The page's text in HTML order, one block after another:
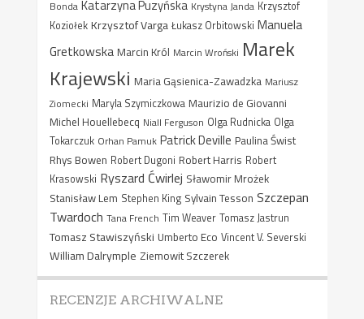
Bonda Katarzyna Puzyńska Krystyna Janda Krzysztof
Koziołek Krzysztof Varga Łukasz Orbitowski Manuela
Gretkowska Marcin Król Marcin Wroński Marek
Krajewski Maria Gąsienica-Zawadzka Mariusz
Ziomecki Maryla Szymiczkowa Maurizio de Giovanni
Michel Houellebecq Niall Ferguson Olga Rudnicka Olga
Tokarczuk Orhan Pamuk Patrick Deville Paulina Świst
Rhys Bowen Robert Dugoni Robert Harris Robert
Krasowski Ryszard Ćwirlej Sławomir Mrożek
Stanisław Lem Stephen King Sylvain Tesson Szczepan
Twardoch Tana French Tim Weaver Tomasz Jastrun
Tomasz Stawiszyński Umberto Eco Vincent V. Severski
William Dalrymple Ziemowit Szczerek
RECENZJE ARCHIWALNE